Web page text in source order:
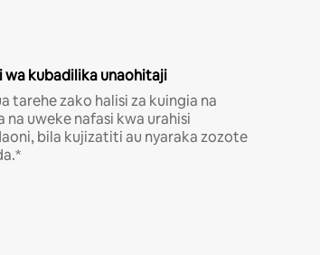
wa kubadilika unaohitaji
tarehe zako halisi za kuingia na
na uweke nafasi kwa urahisi
bila kujizatiti au nyaraka zozote